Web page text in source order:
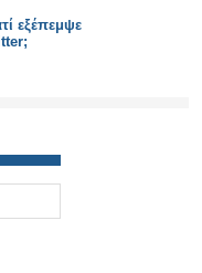
εξέπεμψε